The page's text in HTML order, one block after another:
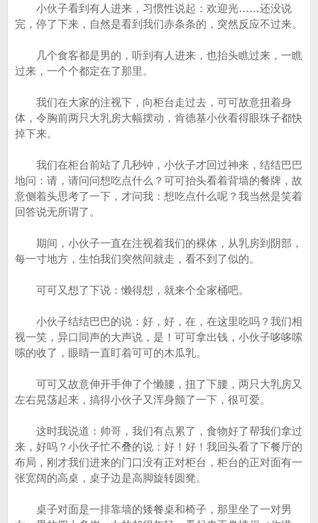
小伙子看到有人进来，习惯性说起：欢迎光……还没说
完，停了下来，自然是看到我们赤条条的，突然反应不过来。
几个食客都是男的，听到有人进来，也抬头瞧过来，一瞧
过来，一个个都定在了那里。
我们在大家的注视下，向柜台走过去，可可故意扭着身
体，令胸前两只大乳房大幅摆动，肯德基小伙看得眼珠子都快
掉下来。
我们在柜台前站了几秒钟，小伙子才回过神来，结结巴巴
地问：请，请问问想吃点什么？可可抬头看着背墙的餐牌，故
意侧着头思考了一下，才问我：想吃点什么呢？我当然是笑着
回答说无所谓了。
期间，小伙子一直在注视着我们的裸体，从乳房到阴部，
每一寸地方，生怕我们突然间就走，看不到了似的。
可可又想了下说：懒得想，就来个全家桶吧。
小伙子结结巴巴的说：好，好，在，在这里吃吗？我们相
视一笑，异口同声的大声说，是！可可拿出钱，小伙子哆哆嗦
嗦的收了，眼睛一直盯着可可的木瓜乳。
可可又故意伸开手伸了个懒腰，扭了下腰，两只大乳房又
左右晃荡起来，搞得小伙子又浑身颤了一下，很可爱。
这时我说道：帅哥，我们有点累了，食物好了帮我们拿过
来，好吗？小伙子忙不叠的说：好！好！我回头看了下餐厅的
布局，刚才我们进来的门口没有正对柜台，柜台的正对面有一
张宽阔的高桌，桌子边是高脚旋转圆凳。
桌子对面是一排靠墙的矮餐桌和椅子，那里坐了一对男